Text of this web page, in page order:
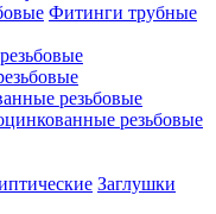
Фитинги трубные
резьбовые
резьбовые
Заглушки